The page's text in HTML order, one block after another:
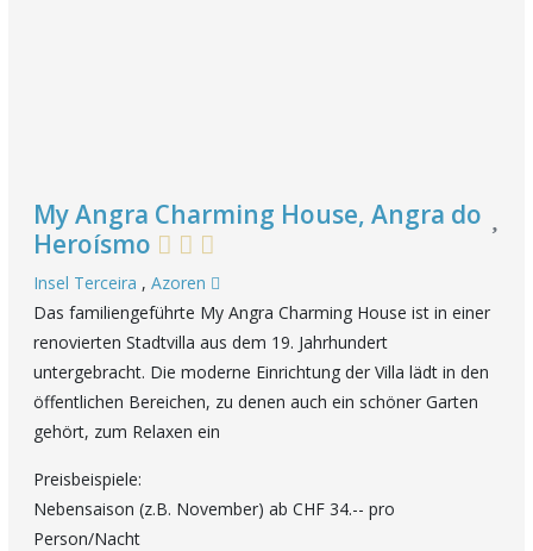
My Angra Charming House, Angra do
Heroísmo
Insel Terceira , Azoren
Das familiengeführte My Angra Charming House ist in einer
renovierten Stadtvilla aus dem 19. Jahrhundert
untergebracht. Die moderne Einrichtung der Villa lädt in den
öffentlichen Bereichen, zu denen auch ein schöner Garten
gehört, zum Relaxen ein
Preisbeispiele:
Nebensaison (z.B. November) ab CHF 34.-- pro
Person/Nacht